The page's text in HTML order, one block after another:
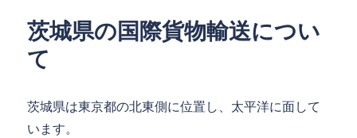
茨城県の国際貨物輸送につい
て
茨城県は東京都の北東側に位置し、太平洋に面して
います。